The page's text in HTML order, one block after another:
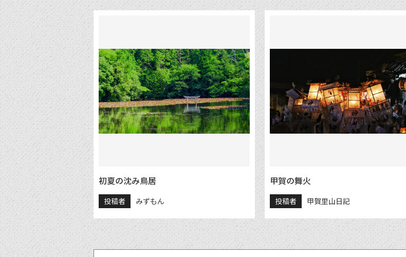
初夏の沈み鳥居
投稿者 みずもん
甲賀の舞火
投稿者 甲賀里山日記